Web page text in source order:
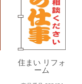
住まい リフォ
ーム